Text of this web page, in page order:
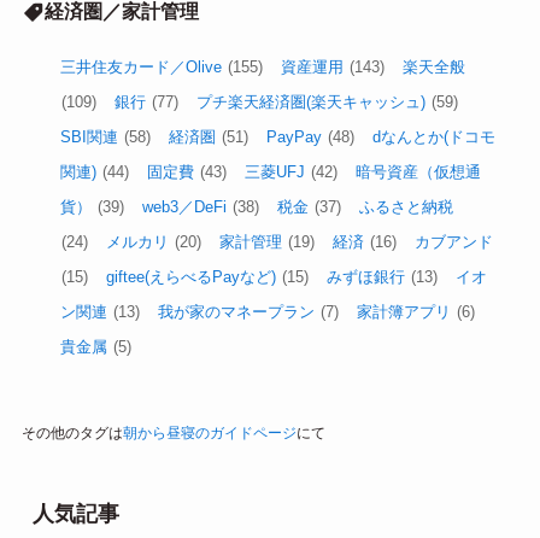
経済圏／家計管理
三井住友カード／Olive (155) 資産運用 (143)
楽天全般
(109)
銀行 (77) プチ楽天経済圏(楽天キャッシュ) (59)
SBI関連 (58) 経済圏 (51) PayPay (48)
dなんとか(ドコモ
関連) (44) 固定費 (43) 三菱UFJ (42)
暗号資産（仮想通
貨）
(39) web3／DeFi (38) 税金 (37)
ふるさと納税
(24)
メルカリ (20) 家計管理 (19) 経済 (16)
カブアンド
(15)
giftee(えらべるPayなど) (15) みずほ銀行 (13)
イオ
ン関連 (13) 我が家のマネープラン (7) 家計簿アプリ (6)
貴金属 (5)
その他のタグは朝から昼寝のガイドページにて
人気記事